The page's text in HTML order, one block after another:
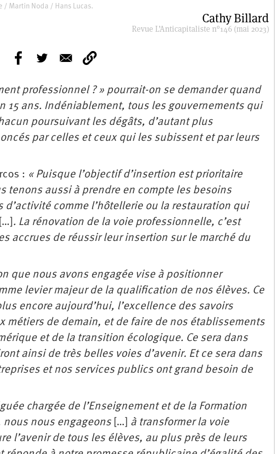
/ Martin Noda / Hans Lucas.
Cathy Billard
Revue L’Anticapitaliste n°146 (mai 2023)
professionnel ? » pourrait-on se demander quand
15 ans. Indéniablement, tous les gouvernements qui
poursuivant les dégâts, d’autant plus
par celles et ceux qui les subissent et par leurs
: « Puisque l’objectif d’insertion est prioritaire
tenons aussi à prendre en compte les besoins
comme l’hôtellerie ou la restauration qui
[…] . La rénovation de la voie professionnelle, c’est
accrues de réussir leur insertion sur le marché du
que nous avons engagée vise à positionner
levier majeur de la qualification de nos élèves. Ce
encore aujourd’hui, l’excellence des savoirs
métiers de demain, et de faire de nos établissements
et de la transition écologique. Ce sera dans
ainsi de très belles voies d’avenir. Et ce sera dans
et nos services publics ont grand besoin de
chargée de l’Enseignement et de la Formation
nous engageons[…] à transformer la voie
l’avenir de tous les élèves, au plus près de leurs